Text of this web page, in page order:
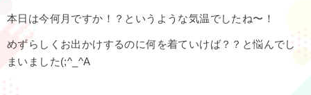
本日は今何月ですか！？というような気温でしたね〜！
めずらしくお出かけするのに何を着ていけば？？と悩んでし
まいました(;^_^A